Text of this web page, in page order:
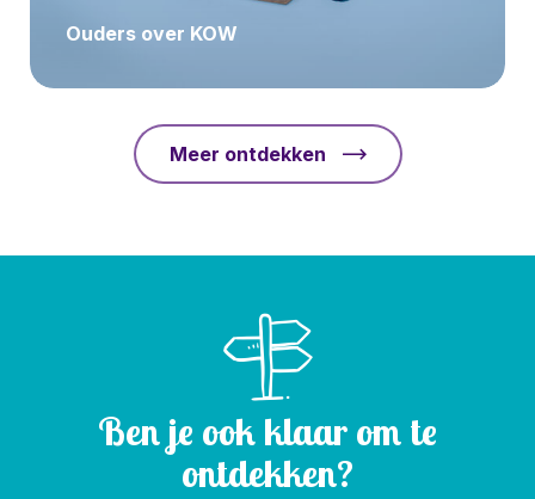
Ouders over KOW
Meer ontdekken
Ben je ook klaar om te
ontdekken?